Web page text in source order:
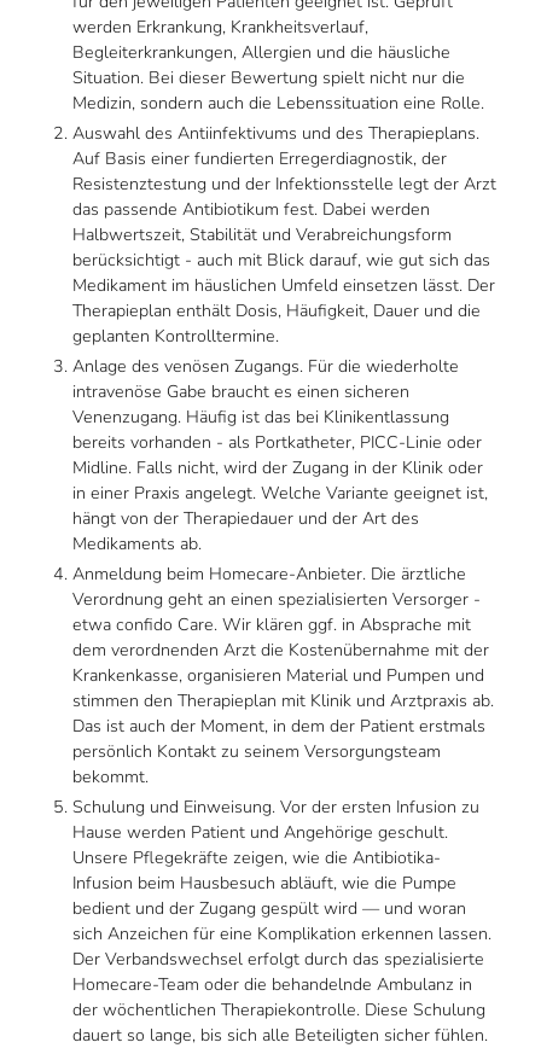
werden Erkrankung, Krankheitsverlauf,
Begleiterkrankungen, Allergien und die häusliche
Situation. Bei dieser Bewertung spielt nicht nur die
Medizin, sondern auch die Lebenssituation eine Rolle.
Auswahl des Antiinfektivums und des Therapieplans.
Auf Basis einer fundierten Erregerdiagnostik, der
Resistenztestung und der Infektionsstelle legt der Arzt
das passende Antibiotikum fest. Dabei werden
Halbwertszeit, Stabilität und Verabreichungsform
berücksichtigt - auch mit Blick darauf, wie gut sich das
Medikament im häuslichen Umfeld einsetzen lässt. Der
Therapieplan enthält Dosis, Häufigkeit, Dauer und die
geplanten Kontrolltermine.
Anlage des venösen Zugangs. Für die wiederholte
intravenöse Gabe braucht es einen sicheren
Venenzugang. Häufig ist das bei Klinikentlassung
bereits vorhanden - als Portkatheter, PICC-Linie oder
Midline. Falls nicht, wird der Zugang in der Klinik oder
in einer Praxis angelegt. Welche Variante geeignet ist,
hängt von der Therapiedauer und der Art des
Medikaments ab.
Anmeldung beim Homecare-Anbieter. Die ärztliche
Verordnung geht an einen spezialisierten Versorger -
etwa confido Care. Wir klären ggf. in Absprache mit
dem verordnenden Arzt die Kostenübernahme mit der
Krankenkasse, organisieren Material und Pumpen und
stimmen den Therapieplan mit Klinik und Arztpraxis ab.
Das ist auch der Moment, in dem der Patient erstmals
persönlich Kontakt zu seinem Versorgungsteam
bekommt.
Schulung und Einweisung. Vor der ersten Infusion zu
Hause werden Patient und Angehörige geschult.
Unsere Pflegekräfte zeigen, wie die Antibiotika-
Infusion beim Hausbesuch abläuft, wie die Pumpe
bedient und der Zugang gespült wird — und woran
sich Anzeichen für eine Komplikation erkennen lassen.
Der Verbandswechsel erfolgt durch das spezialisierte
Homecare-Team oder die behandelnde Ambulanz in
der wöchentlichen Therapiekontrolle. Diese Schulung
dauert so lange, bis sich alle Beteiligten sicher fühlen.